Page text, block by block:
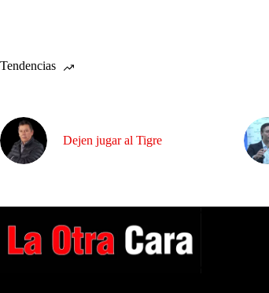
Tendencias
Dejen jugar al Tigre